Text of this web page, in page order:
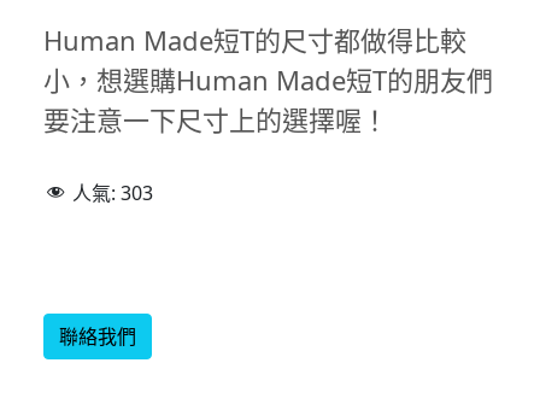
Human Made短T的尺寸都做得比較
小，想選購Human Made短T的朋友們
要注意一下尺寸上的選擇喔！
人氣: 303
聯絡我們